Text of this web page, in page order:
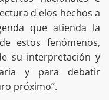
d elos hechos a
que atienda la
estos fenómenos,
su interpretación y
y para debatir
próximo”.